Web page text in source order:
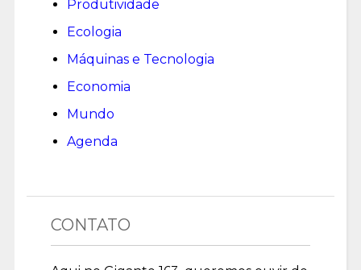
Produtividade
Ecologia
Máquinas e Tecnologia
Economia
Mundo
Agenda
CONTATO